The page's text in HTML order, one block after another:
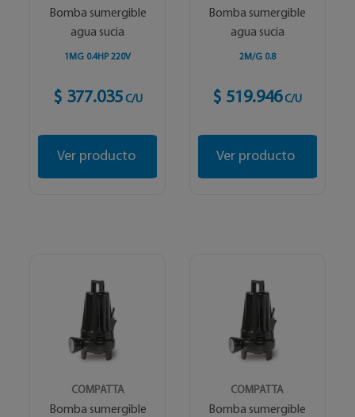
Bomba sumergible
agua sucia
1MG 0.4HP 220V
$ 377.035 C/U
Ver producto
Bomba sumergible
agua sucia
2M/G 0.8
$ 519.946 C/U
Ver producto
COMPATTA
Bomba sumergible
COMPATTA
Bomba sumergible